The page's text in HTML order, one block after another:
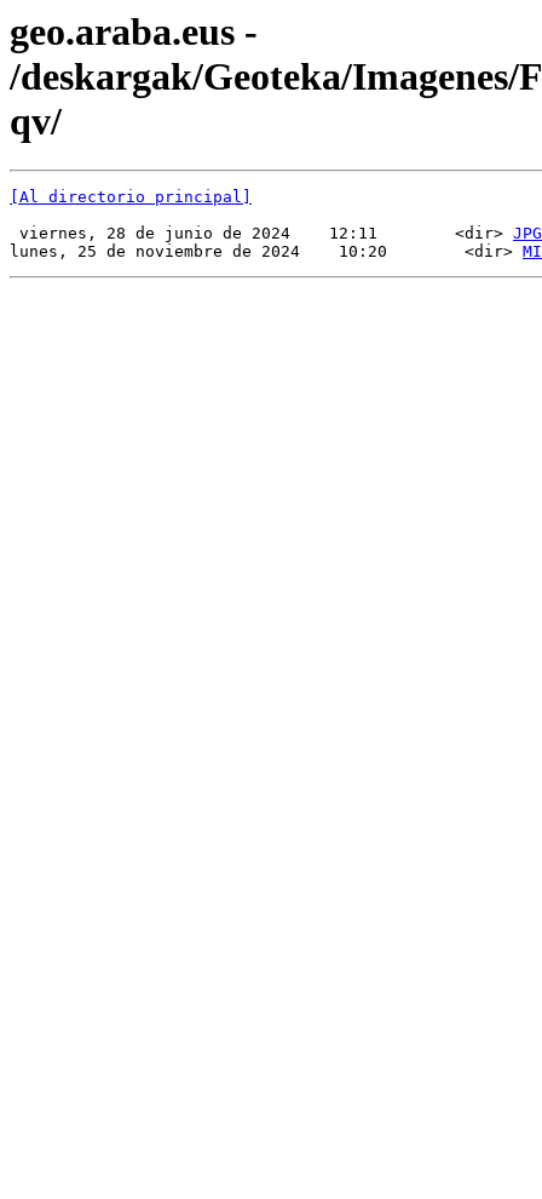
geo.araba.eus -
/deskargak/Geoteka/Imagenes/
qv/
[Al directorio principal]
viernes, 28 de junio de 2024    12:11        <dir> JPG
lunes, 25 de noviembre de 2024    10:20        <dir>